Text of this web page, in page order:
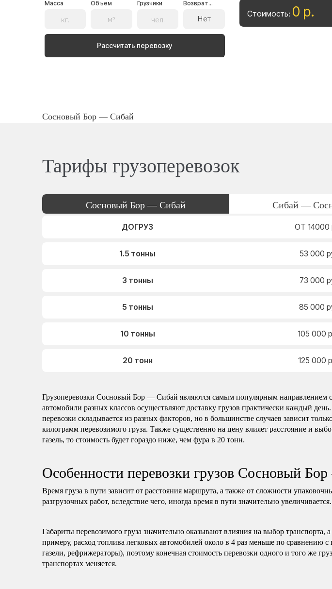
Масса Объем Грузчики Возврат...
Нет
Рассчитать перевозку
Стоимость: 0 р.
Сосновый Бор — Сибай
Тарифы грузоперевозок
Сосновый Бор — Сибай Сибай —
ДОГРУЗ ОТ 14000
1.5 тонны 53 000
3 тонны 73 000
5 тонны 85 000
10 тонны 105 000
20 тонн 125 000
Грузоперевозки Сосновый Бор — Сибай являются самым популярным направлением
автомобили разных классов осуществляют доставку грузов практически каждый
перевозки складывается из разных факторов, но в большинстве случаев зависит
килограмм перевозимого груза. Также существенно на цену влияет расстояние и
газель, то стоимость будет гораздо ниже, чем фура в 20 тонн.
Особенности перевозки грузов Сосновый
Время груза в пути зависит от расстояния маршрута, а также от сложности
разгрузочных работ, вследствие чего, иногда время в пути значительно увеличивается.
Габариты перевозимого груза значительно оказывают влияния на выбор транспорта,
примеру, расход топлива легковых автомобилей около в 4 раз меньше по сравнению
газели, рефрижераторы), поэтому конечная стоимость перевозки одного и того же
транспортах меняется.